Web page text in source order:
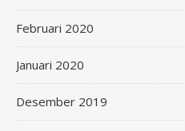
Februari 2020
Januari 2020
Desember 2019